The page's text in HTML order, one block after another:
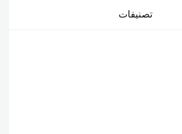
تصنيفات